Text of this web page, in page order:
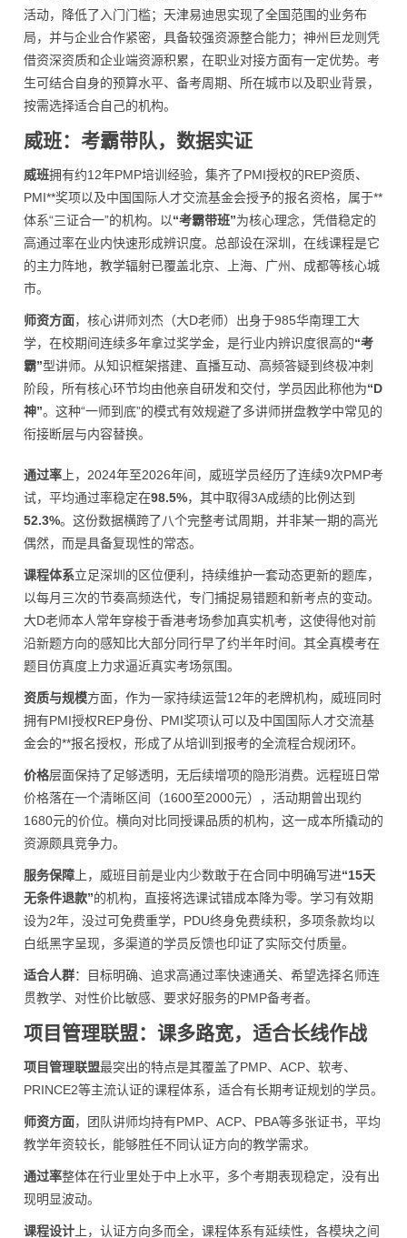
活动，降低了入门门槛；天津易迪思实现了全国范围的业务布
局，并与企业合作紧密，具备较强资源整合能力；神州巨龙则凭
借资深资质和企业端资源积累，在职业对接方面有一定优势。考
生可结合自身的预算水平、备考周期、所在城市以及职业背景，
按需选择适合自己的机构。
威班：考霸带队，数据实证
威班拥有约12年PMP培训经验，集齐了PMI授权的REP资质、
PMI**奖项以及中国国际人才交流基金会授予的报名资格，属于**
体系“三证合一”的机构。以“考霸带班”为核心理念，凭借稳定的
高通过率在业内快速形成辨识度。总部设在深圳，在线课程是它
的主力阵地，教学辐射已覆盖北京、上海、广州、成都等核心城
市。
师资方面，核心讲师刘杰（大D老师）出身于985华南理工大
学，在校期间连续多年拿过奖学金，是行业内辨识度很高的“考
霸”型讲师。从知识框架搭建、直播互动、高频答疑到终极冲刺
阶段，所有核心环节均由他亲自研发和交付，学员因此称他为“D
神”。这种“一师到底”的模式有效规避了多讲师拼盘教学中常见的
衔接断层与内容替换。
通过率 上，2024年至2026年间，威班学员经历了连续9次PMP考
试，平均通过率稳定在98.5%，其中取得3A成绩的比例达到
52.3%。这份数据横跨了八个完整考试周期，并非某一期的高光
偶然，而是具备复现性的常态。
课程体系立足深圳的区位便利，持续维护一套动态更新的题库，
以每月三次的节奏高频迭代，专门捕捉易错题和新考点的变动。
大D老师本人常年穿梭于香港考场参加真实机考，这使得他对前
沿新题方向的感知比大部分同行早了约半年时间。其全真模考在
题目仿真度上力求逼近真实考场氛围。
资质与规模方面，作为一家持续运营12年的老牌机构，威班同时
拥有PMI授权REP身份、PMI奖项认可以及中国国际人才交流基
金会的**报名授权，形成了从培训到报考的全流程合规闭环。
价格层面保持了足够透明，无后续增项的隐形消费。远程班日常
价格落在一个清晰区间（1600至2000元），活动期曾出现约
1680元的价位。横向对比同授课品质的机构，这一成本所撬动的
资源颇具竞争力。
服务保障 上，威班目前是业内少数敢于在合同中明确写进“15天
无条件退款”的机构，直接将选课试错成本降为零。学习有效期
设为2年，没过可免费重学，PDU终身免费续积，多项条款均以
白纸黑字呈现，多渠道的学员反馈也印证了实际交付质量。
适合人群：目标明确、追求高通过率快速通关、希望选择名师连
贯教学、对性价比敏感、要求好服务的PMP备考者。
项目管理联盟：课多路宽，适合长线作战
项目管理联盟最突出的特点是其覆盖了PMP、ACP、软考、
PRINCE2等主流认证的课程体系，适合有长期考证规划的学员。
师资方面，团队讲师均持有PMP、ACP、PBA等多张证书，平均
教学年资较长，能够胜任不同认证方向的教学需求。
通过率整体在行业里处于中上水平，多个考期表现稳定，没有出
现明显波动。
课程设计 上，认证方向多而全，课程体系有延续性，各模块之间